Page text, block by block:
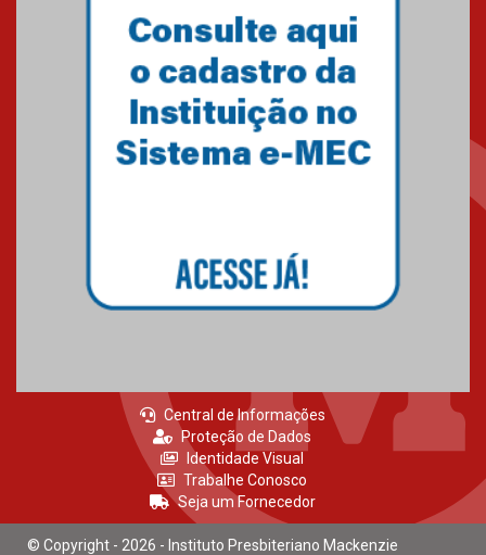
Central de Informações
Proteção de Dados
Identidade Visual
Trabalhe Conosco
Seja um Fornecedor
© Copyright - 2026 - Instituto Presbiteriano Mackenzie